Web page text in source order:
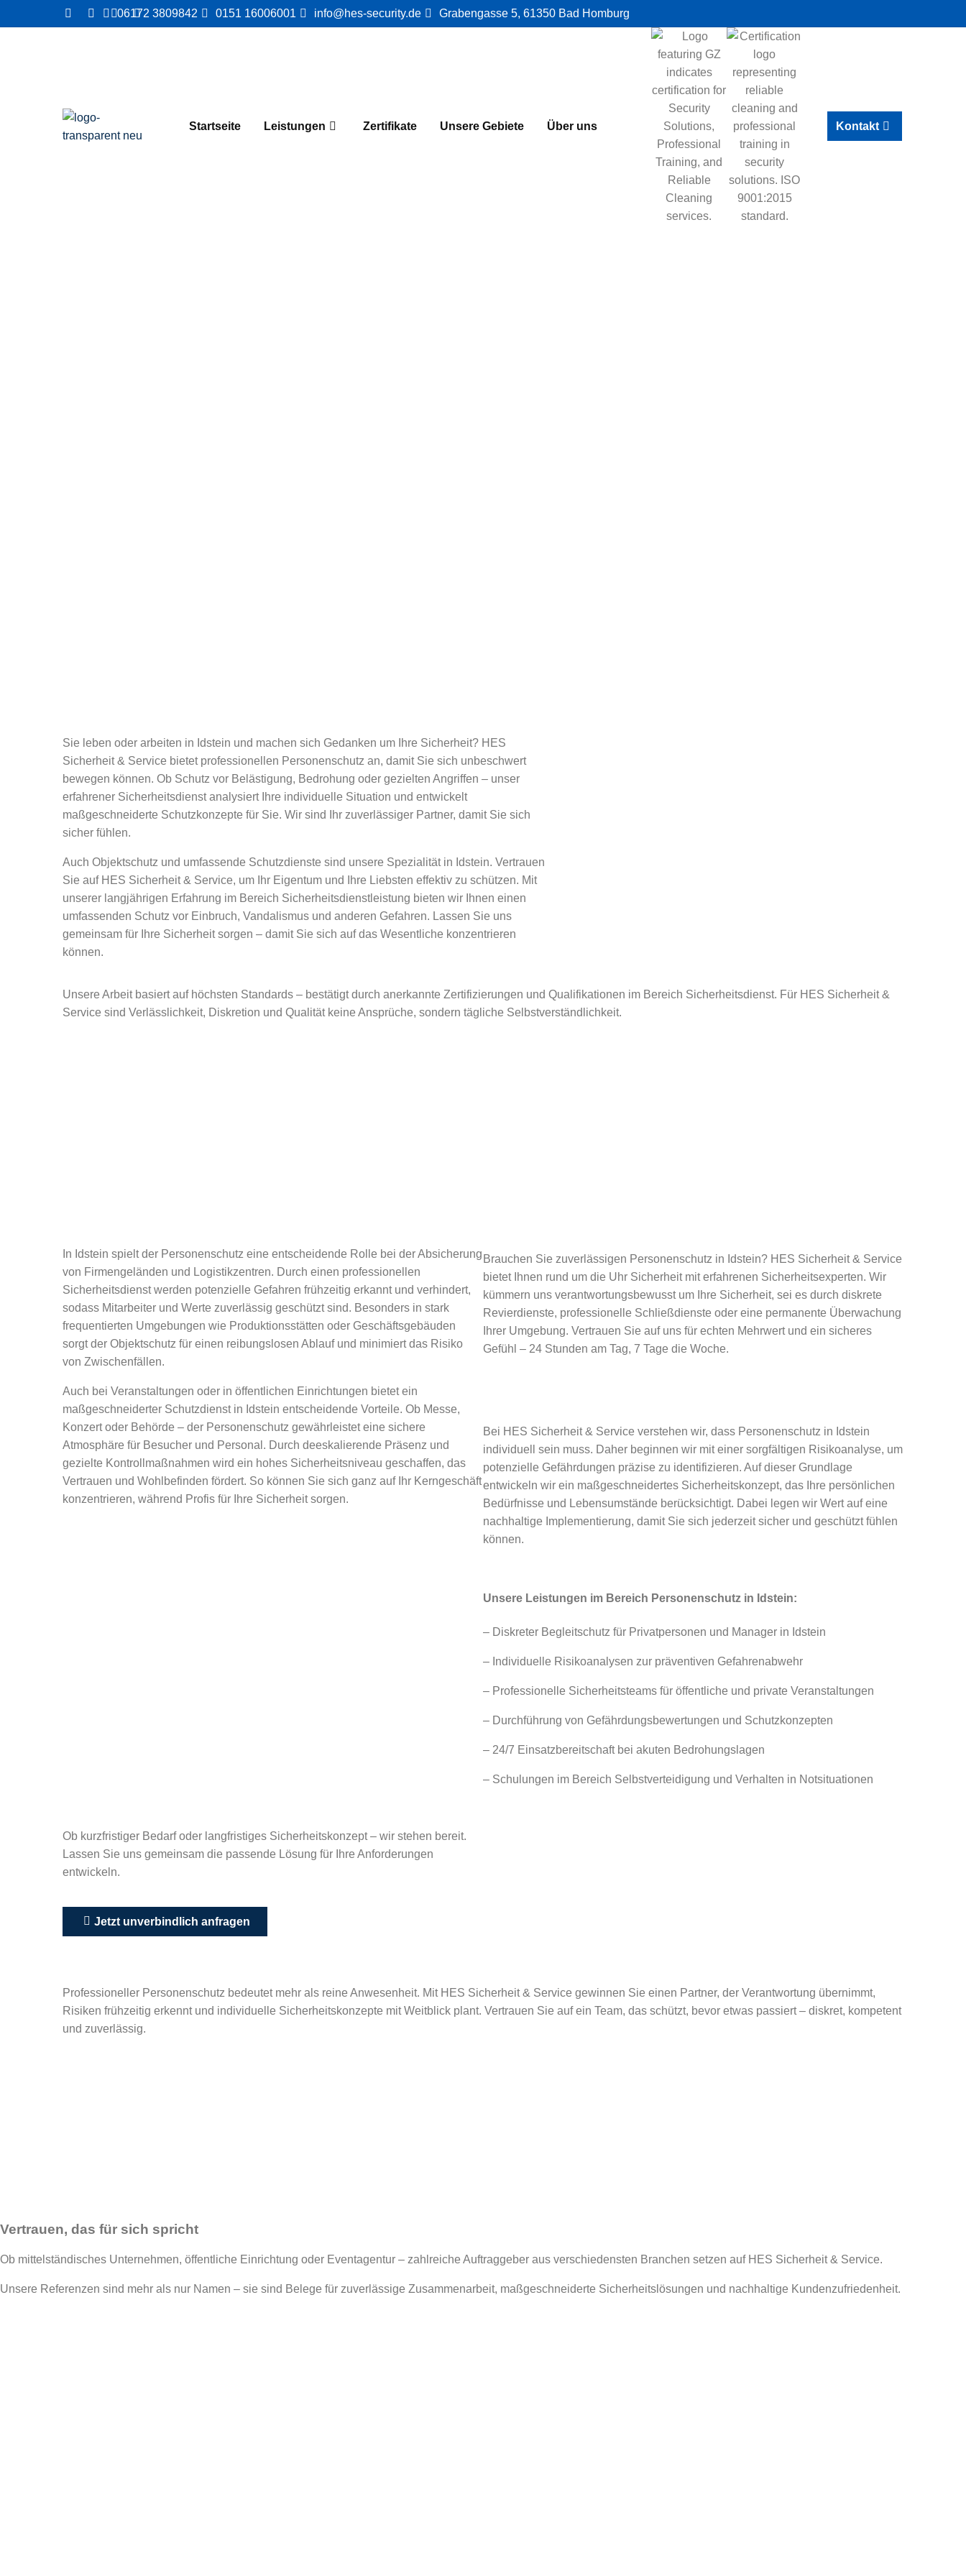
06172 3809842 0151 16006001 info@hes-security.de Grabengasse 5, 61350 Bad Homburg
Startseite Leistungen Zertifikate Unsere Gebiete Über uns Kontakt
Sie leben oder arbeiten in Idstein und machen sich Gedanken um Ihre Sicherheit? HES
Sicherheit & Service bietet professionellen Personenschutz an, damit Sie sich unbeschwert
bewegen können. Ob Schutz vor Belästigung, Bedrohung oder gezielten Angriffen – unser
erfahrener Sicherheitsdienst analysiert Ihre individuelle Situation und entwickelt
maßgeschneiderte Schutzkonzepte für Sie. Wir sind Ihr zuverlässiger Partner, damit Sie sich
sicher fühlen.
Auch Objektschutz und umfassende Schutzdienste sind unsere Spezialität in Idstein. Vertrauen
Sie auf HES Sicherheit & Service, um Ihr Eigentum und Ihre Liebsten effektiv zu schützen. Mit
unserer langjährigen Erfahrung im Bereich Sicherheitsdienstleistung bieten wir Ihnen einen
umfassenden Schutz vor Einbruch, Vandalismus und anderen Gefahren. Lassen Sie uns
gemeinsam für Ihre Sicherheit sorgen – damit Sie sich auf das Wesentliche konzentrieren
können.
Unsere Arbeit basiert auf höchsten Standards – bestätigt durch anerkannte Zertifizierungen und Qualifikationen im Bereich Sicherheitsdienst. Für HES Sicherheit &
Service sind Verlässlichkeit, Diskretion und Qualität keine Ansprüche, sondern tägliche Selbstverständlichkeit.
In Idstein spielt der Personenschutz eine entscheidende Rolle bei der Absicherung
von Firmengeländen und Logistikzentren. Durch einen professionellen
Sicherheitsdienst werden potenzielle Gefahren frühzeitig erkannt und verhindert,
sodass Mitarbeiter und Werte zuverlässig geschützt sind. Besonders in stark
frequentierten Umgebungen wie Produktionsstätten oder Geschäftsgebäuden
sorgt der Objektschutz für einen reibungslosen Ablauf und minimiert das Risiko
von Zwischenfällen.
Auch bei Veranstaltungen oder in öffentlichen Einrichtungen bietet ein
maßgeschneiderter Schutzdienst in Idstein entscheidende Vorteile. Ob Messe,
Konzert oder Behörde – der Personenschutz gewährleistet eine sichere
Atmosphäre für Besucher und Personal. Durch deeskalierende Präsenz und
gezielte Kontrollmaßnahmen wird ein hohes Sicherheitsniveau geschaffen, das
Vertrauen und Wohlbefinden fördert. So können Sie sich ganz auf Ihr Kerngeschäft
konzentrieren, während Profis für Ihre Sicherheit sorgen.
Brauchen Sie zuverlässigen Personenschutz in Idstein? HES Sicherheit & Service
bietet Ihnen rund um die Uhr Sicherheit mit erfahrenen Sicherheitsexperten. Wir
kümmern uns verantwortungsbewusst um Ihre Sicherheit, sei es durch diskrete
Revierdienste, professionelle Schließdienste oder eine permanente Überwachung
Ihrer Umgebung. Vertrauen Sie auf uns für echten Mehrwert und ein sicheres
Gefühl – 24 Stunden am Tag, 7 Tage die Woche.
Bei HES Sicherheit & Service verstehen wir, dass Personenschutz in Idstein
individuell sein muss. Daher beginnen wir mit einer sorgfältigen Risikoanalyse, um
potenzielle Gefährdungen präzise zu identifizieren. Auf dieser Grundlage
entwickeln wir ein maßgeschneidertes Sicherheitskonzept, das Ihre persönlichen
Bedürfnisse und Lebensumstände berücksichtigt. Dabei legen wir Wert auf eine
nachhaltige Implementierung, damit Sie sich jederzeit sicher und geschützt fühlen
können.
Unsere Leistungen im Bereich Personenschutz in Idstein:
– Diskreter Begleitschutz für Privatpersonen und Manager in Idstein
– Individuelle Risikoanalysen zur präventiven Gefahrenabwehr
– Professionelle Sicherheitsteams für öffentliche und private Veranstaltungen
– Durchführung von Gefährdungsbewertungen und Schutzkonzepten
– 24/7 Einsatzbereitschaft bei akuten Bedrohungslagen
– Schulungen im Bereich Selbstverteidigung und Verhalten in Notsituationen
Ob kurzfristiger Bedarf oder langfristiges Sicherheitskonzept – wir stehen bereit.
Lassen Sie uns gemeinsam die passende Lösung für Ihre Anforderungen
entwickeln.
Jetzt unverbindlich anfragen
Professioneller Personenschutz bedeutet mehr als reine Anwesenheit. Mit HES Sicherheit & Service gewinnen Sie einen Partner, der Verantwortung übernimmt,
Risiken frühzeitig erkennt und individuelle Sicherheitskonzepte mit Weitblick plant. Vertrauen Sie auf ein Team, das schützt, bevor etwas passiert – diskret, kompetent
und zuverlässig.
Vertrauen, das für sich spricht
Ob mittelständisches Unternehmen, öffentliche Einrichtung oder Eventagentur – zahlreiche Auftraggeber aus verschiedensten Branchen setzen auf HES Sicherheit & Service.
Unsere Referenzen sind mehr als nur Namen – sie sind Belege für zuverlässige Zusammenarbeit, maßgeschneiderte Sicherheitslösungen und nachhaltige Kundenzufriedenheit.